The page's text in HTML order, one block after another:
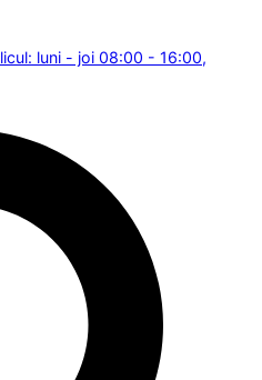
luni - joi 08:00 - 16:00,